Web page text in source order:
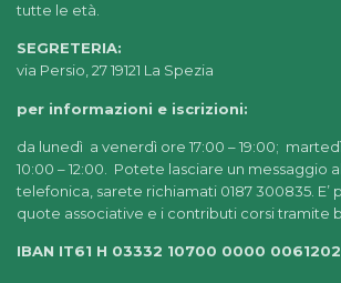
tutte le età.
SEGRETERIA:
via Persio, 27 19121 La Spezia
per informazioni e iscrizioni:
da lunedì a venerdì ore 17:00 – 19:00;
10:00 – 12:00. Potete lasciare un messaggio
telefonica, sarete richiamati 0187 300835. E’
quote associative e i contributi corsi tramite
IBAN IT61 H 03332 10700 0000